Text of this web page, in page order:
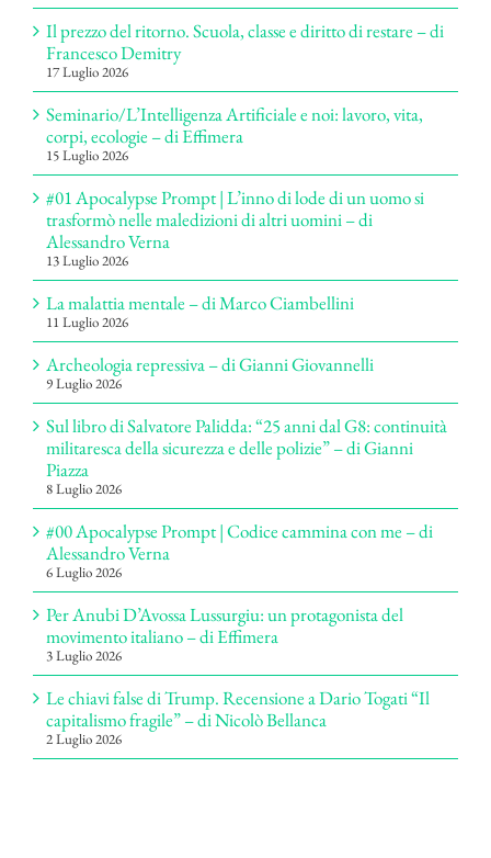
Il prezzo del ritorno. Scuola, classe e diritto di restare – di
Francesco Demitry
17 Luglio 2026
Seminario/L’Intelligenza Artificiale e noi: lavoro, vita,
corpi, ecologie – di Effimera
15 Luglio 2026
#01 Apocalypse Prompt | L’inno di lode di un uomo si
trasformò nelle maledizioni di altri uomini – di
Alessandro Verna
13 Luglio 2026
La malattia mentale – di Marco Ciambellini
11 Luglio 2026
Archeologia repressiva – di Gianni Giovannelli
9 Luglio 2026
Sul libro di Salvatore Palidda: “25 anni dal G8: continuità
militaresca della sicurezza e delle polizie” – di Gianni
Piazza
8 Luglio 2026
#00 Apocalypse Prompt | Codice cammina con me – di
Alessandro Verna
6 Luglio 2026
Per Anubi D’Avossa Lussurgiu: un protagonista del
movimento italiano – di Effimera
3 Luglio 2026
Le chiavi false di Trump. Recensione a Dario Togati “Il
capitalismo fragile” – di Nicolò Bellanca
2 Luglio 2026